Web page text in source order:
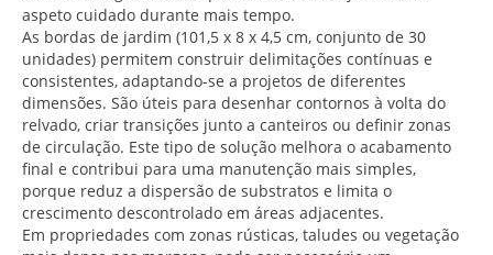
aspeto cuidado durante mais tempo.
As bordas de jardim (101,5 x 8 x 4,5 cm, conjunto de 30
unidades) permitem construir delimitações contínuas e
consistentes, adaptando-se a projetos de diferentes
dimensões. São úteis para desenhar contornos à volta do
relvado, criar transições junto a canteiros ou definir zonas
de circulação. Este tipo de solução melhora o acabamento
final e contribui para uma manutenção mais simples,
porque reduz a dispersão de substratos e limita o
crescimento descontrolado em áreas adjacentes.
Em propriedades com zonas rústicas, taludes ou vegetação